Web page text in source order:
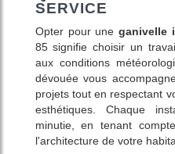
SERVICE
Opter pour uneganivelle
85 signifie choisir un
aux conditions
dévouée vous
projets tout en respectant
esthétiques. Chaque
minutie, en tenant
l'architecture de votre